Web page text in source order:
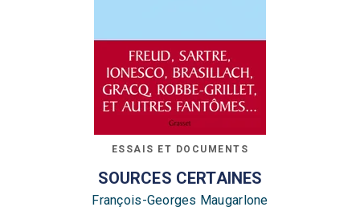
ESSAIS ET DOCUMENTS
SOURCES CERTAINES
François-Georges Maugarlone